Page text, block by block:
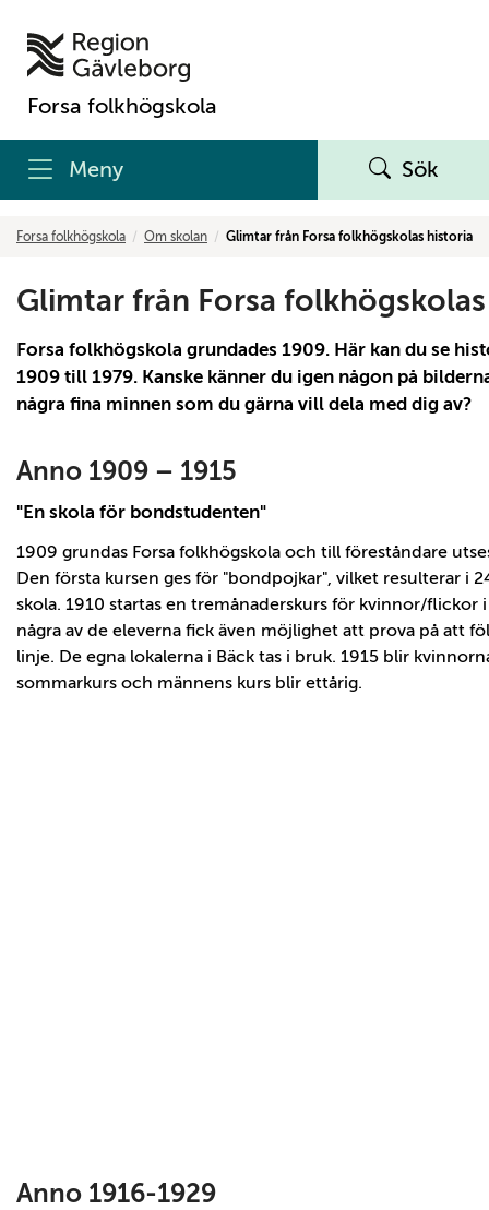
Forsa folkhögskola
Meny Sök
Forsa folkhögskola Om skolan Glimtar från Forsa folkhögskolas historia
Glimtar från Forsa
Forsa folkhögskola grundades 1909. Här kan du se
1909 till 1979. Kanske känner du igen någon på
några fina minnen som du gärna vill dela med dig av?
Anno 1909 – 1915
"En skola för bondstudenten"
1909 grundas Forsa folkhögskola och till föreståndare
Den första kursen ges för "bondpojkar", vilket resulterar i
skola. 1910 startas en tremånaderskurs för kvinnor/flickor
några av de eleverna fick även möjlighet att prova på att
linje. De egna lokalerna i Bäck tas i bruk. 1915 blir
sommarkurs och männens kurs blir ettårig.
Get 10% off diamond wedding and engagement rings
Anno 1916-1929
Get 10% off diamond wedding and engagement rings
Get 10% off diamond wedding and engagement rings
Get 10% off diamond wedding and engagement rings
Get 10% off diamond wedding and engagement rings
Get 10% off diamond wedding and engagement rings
Get 10% off diamond wedding and engagement rings